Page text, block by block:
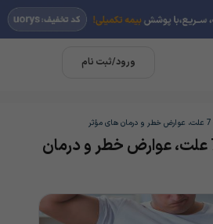
ورود/ثبت نام
چاقی چیست؟ 7 علت، عوارض خطر و درمان